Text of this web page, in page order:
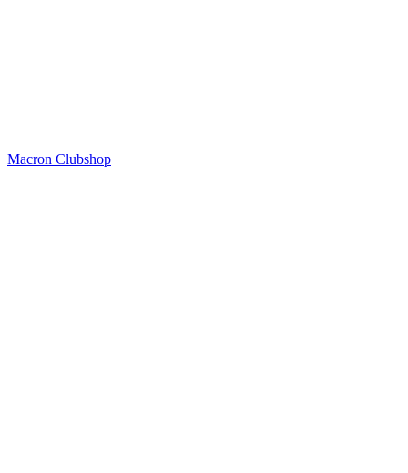
Macron Clubshop